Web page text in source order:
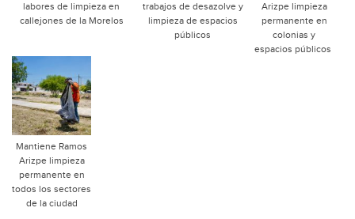
labores de limpieza en
callejones de la Morelos
trabajos de desazolve y
limpieza de espacios
públicos
Arizpe limpieza
permanente en
colonias y
espacios públicos
Mantiene Ramos
Arizpe limpieza
permanente en
todos los sectores
de la ciudad